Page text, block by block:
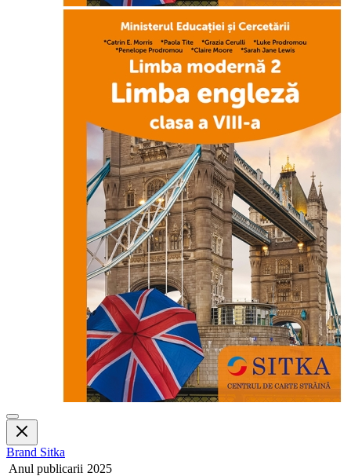
Brand Sitka
Anul publicarii 2025